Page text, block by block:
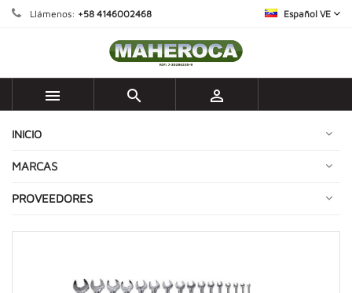
Llámenos: +58 4146002468 Español VE
  
INICIO
MARCAS
PROVEEDORES